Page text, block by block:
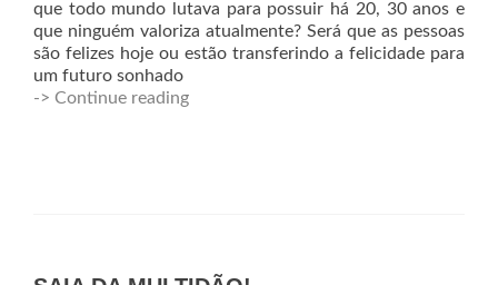
que todo mundo lutava para possuir há 20, 30 anos e
que ninguém valoriza atualmente? Será que as pessoas
são felizes hoje ou estão transferindo a felicidade para
um futuro sonhado
-> Continue reading